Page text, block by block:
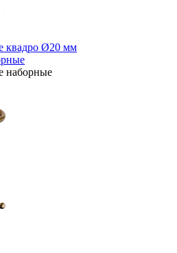
квадро Ø20 мм
наборные